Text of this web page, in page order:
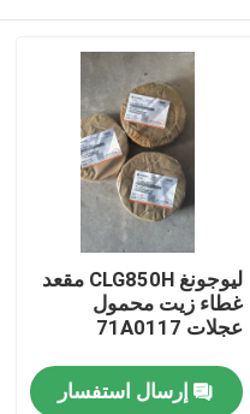
ليوجونغ CLG850H مقعد
غطاء زيت محمول
عجلات 71A0117
إرسال استفسار